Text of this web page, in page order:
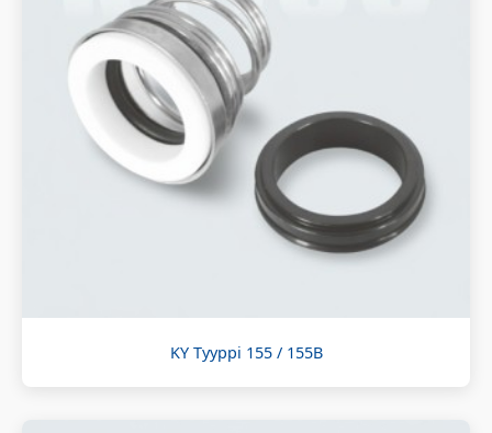
KY Tyyppi 155 / 155B